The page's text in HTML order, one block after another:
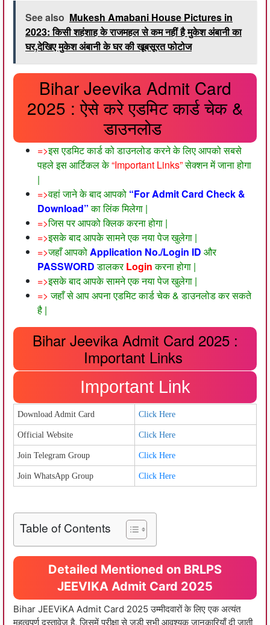
See also Mukesh Amabani House Pictures in
2023: किसी शहंशाह के राजमहल से कम नहीं है मुकेश अंबानी का
घर,देखिए मुकेश अंबानी के घर की खूबसूरत फोटोज
Bihar Jeevika Admit Card
2025 : ऐसे करे एडमिट कार्ड चेक &
डाउनलोड
=>इस एडमिट कार्ड को डाउनलोड करने के लिए आपको सबसे
पहले इस आर्टिकल के“Important Links”सेक्शन में जाना होगा
|
=>वहां जाने के बाद आपको “For Admit Card Check &
Download”का लिंक मिलेगा |
=>जिस पर आपको क्लिक करना होगा |
=>इसके बाद आपके सामने एक नया पेज खुलेगा |
=>जहाँ आपकोApplication No./Login ID और
PASSWORD डालकरLogin करना होगा |
=>इसके बाद आपके सामने एक नया पेज खुलेगा |
=> जहाँ से आप अपना एडमिट कार्ड चेक & डाउनलोड कर सकते
है |
Bihar Jeevika Admit Card 2025 :
Important Links
Important Link
Download Admit Card Click Here
Official Website Click Here
Join Telegram Group Click Here
Join WhatsApp Group Click Here
Table of Contents
Detailed Mentioned on BRLPS
JEEVIKA Admit Card 2025
Bihar JEEViKA Admit Card 2025 उम्मीदवारों के लिए एक अत्यंत
महत्वपूर्ण दस्तावेज है, जिसमें परीक्षा से जुड़ी सभी आवश्यक जानकारियाँ दी जाती